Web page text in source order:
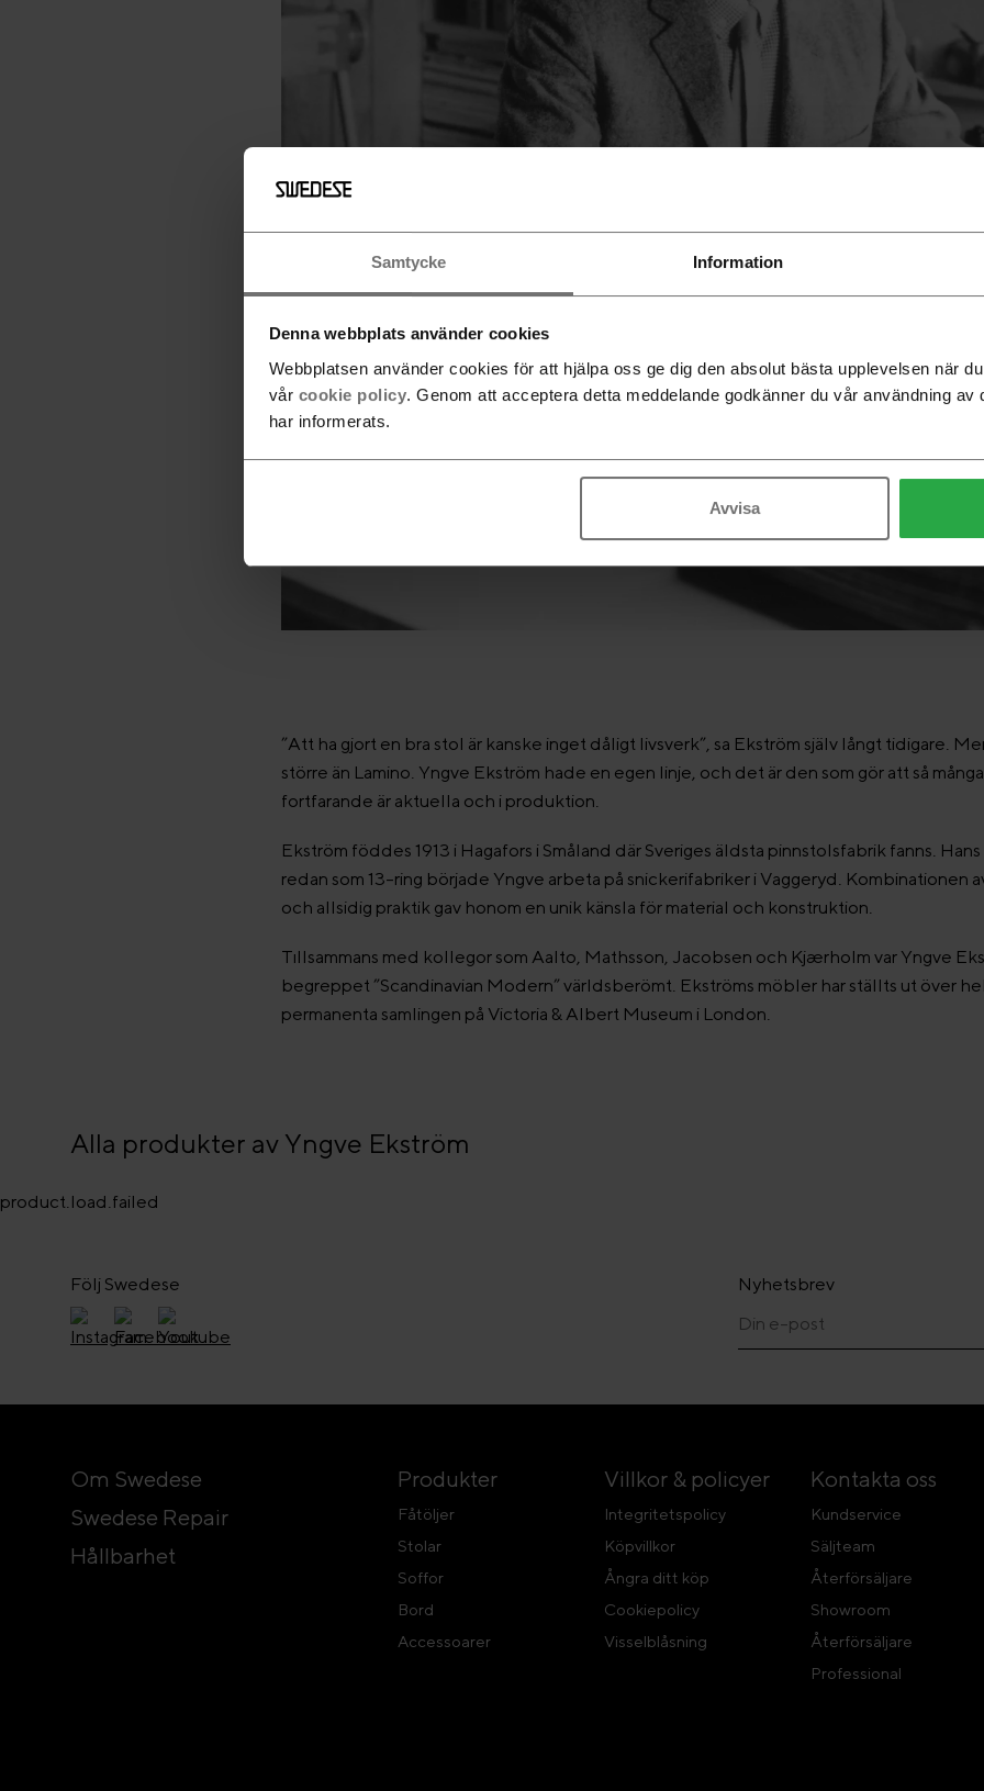
Samtycke Information
Denna webbplats använder cookies
Webbplatsen använder cookies för att hjälpa oss ge dig den absolut bästa upplevelsen när
vår cookie policy. Genom att acceptera detta meddelande godkänner du vår användning
har informerats.
Avvisa
”Att ha gjort en bra stol är kanske inget dåligt livsverk”, sa Ekström själv långt tidigare.
större än Lamino. Yngve Ekström hade en egen linje, och det är den som gör att så
fortfarande är aktuella och i produktion.
Ekström föddes 1913 i Hagafors i Småland där Sveriges äldsta pinnstolsfabrik fanns.
redan som 13-ring började Yngve arbeta på snickerifabriker i Vaggeryd. Kombinationen
och allsidig praktik gav honom en unik känsla för material och konstruktion.
Tıllsammans med kollegor som Aalto, Mathsson, Jacobsen och Kjærholm var Yngve
begreppet ”Scandinavian Modern” världsberömt. Ekströms möbler har ställts ut över
permanenta samlingen på Victoria & Albert Museum i London.
Alla produkter av Yngve Ekström
product.load.failed
Följ Swedese Nyhetsbrev
Om Swedese
Swedese Repair
Hållbarhet
Produkter
Fåtöljer
Stolar
Soffor
Bord
Accessoarer
Villkor & policyer
Integritetspolicy
Köpvillkor
Ångra ditt köp
Cookiepolicy
Visselblåsning
Kontakta oss
Kundservice
Säljteam
Återförsäljare
Showroom
Återförsäljare
Professional